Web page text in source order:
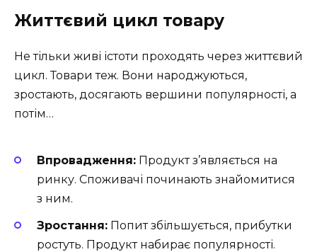
Життєвий цикл товару
Не тільки живі істоти проходять через життєвий
цикл. Товари теж. Вони народжуються,
зростають, досягають вершини популярності, а
потім…
Впровадження: Продукт з’являється на
ринку. Споживачі починають знайомитися
з ним.
Зростання: Попит збільшується, прибутки
ростуть. Продукт набирає популярності.